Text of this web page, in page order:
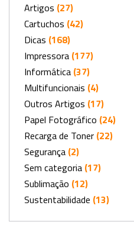
Artigos (27)
Cartuchos (42)
Dicas (168)
Impressora (177)
Informática (37)
Multifuncionais (4)
Outros Artigos (17)
Papel Fotográfico (24)
Recarga de Toner (22)
Segurança (2)
Sem categoria (17)
Sublimação (12)
Sustentabilidade (13)